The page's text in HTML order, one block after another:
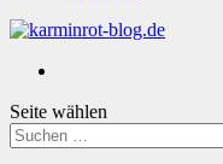
Seite wählen